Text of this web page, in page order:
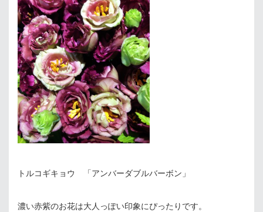
トルコギキョウ 「アンバーダブルバーボン」
濃い赤紫のお花は大人っぽい印象にぴったりです。